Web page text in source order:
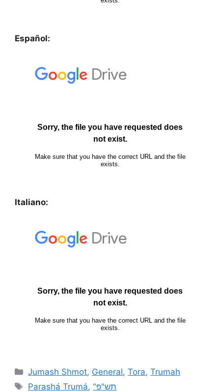
Español:
Italiano:
Jumash Shmot, General,Tora,Trumah
Parashá Trumá,
"תש"פ